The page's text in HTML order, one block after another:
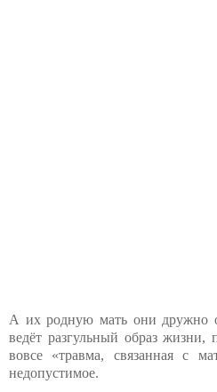
А их родную мать они дружно
ведёт разгульный образ
вовсе «травма, связанная с
недопустимое.